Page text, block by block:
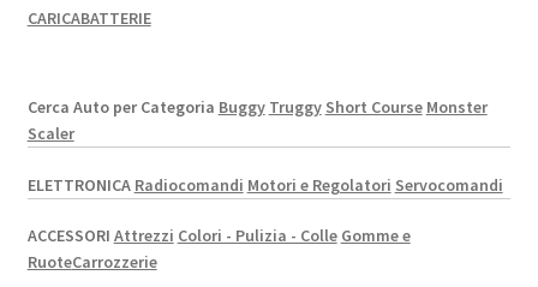
CARICABATTERIE
Cerca Auto per Categoria Buggy Truggy Short Course Monster
Scaler
ELETTRONICA Radiocomandi Motori e Regolatori Servocomandi
ACCESSORI Attrezzi Colori - Pulizia - Colle Gomme e
RuoteCarrozzerie